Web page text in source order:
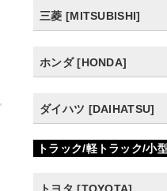
三菱 [MITSUBISHI]
ホンダ [HONDA]
ダイハツ [DAIHATSU]
トラック/軽トラック/小